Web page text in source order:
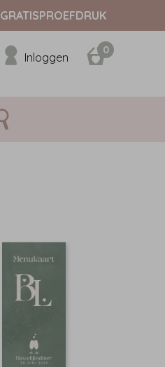
GRATISPROEFDRUK
Inloggen
0